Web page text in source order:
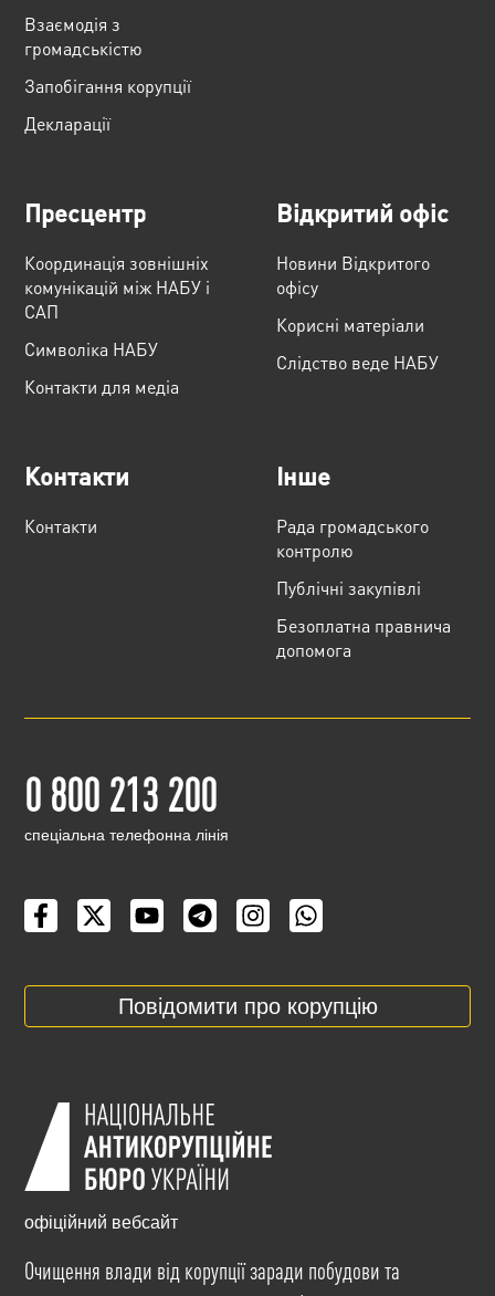
Взаємодія з
громадськістю
Запобігання корупції
Декларації
Пресцентр
Координація зовнішніх
комунікацій між НАБУ і
САП
Cимволіка НАБУ
Контакти для медіа
Відкритий офіс
Новини Відкритого
офісу
Корисні матеріали
Слідство веде НАБУ
Контакти
Контакти
Інше
Рада громадського
контролю
Публічні закупівлі
Безоплатна правнича
допомога
0 800 213 200
cпеціальна телефонна лінія
Повідомити про корупцію
офіційний вебсайт
Очищення влади від корупції заради побудови та